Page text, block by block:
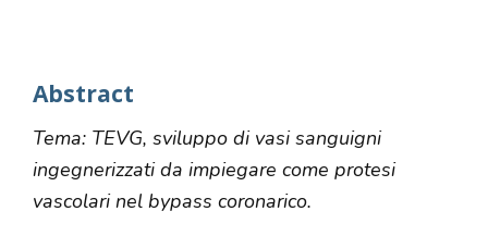
Abstract
Tema: TEVG, sviluppo di vasi sanguigni
ingegnerizzati da impiegare come protesi
vascolari nel bypass coronarico.